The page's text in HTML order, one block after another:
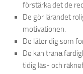
förstärka det de
De gör lärandet
motivationen.
De låter dig som
De kan tränа
tidig läs- och